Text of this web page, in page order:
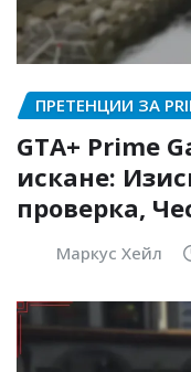
ПРЕТЕНЦИИ ЗА
GTA+ Prime
искане:
проверка,
Маркус Хейл